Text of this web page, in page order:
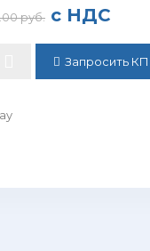
руб. с НДС
Запросить КП